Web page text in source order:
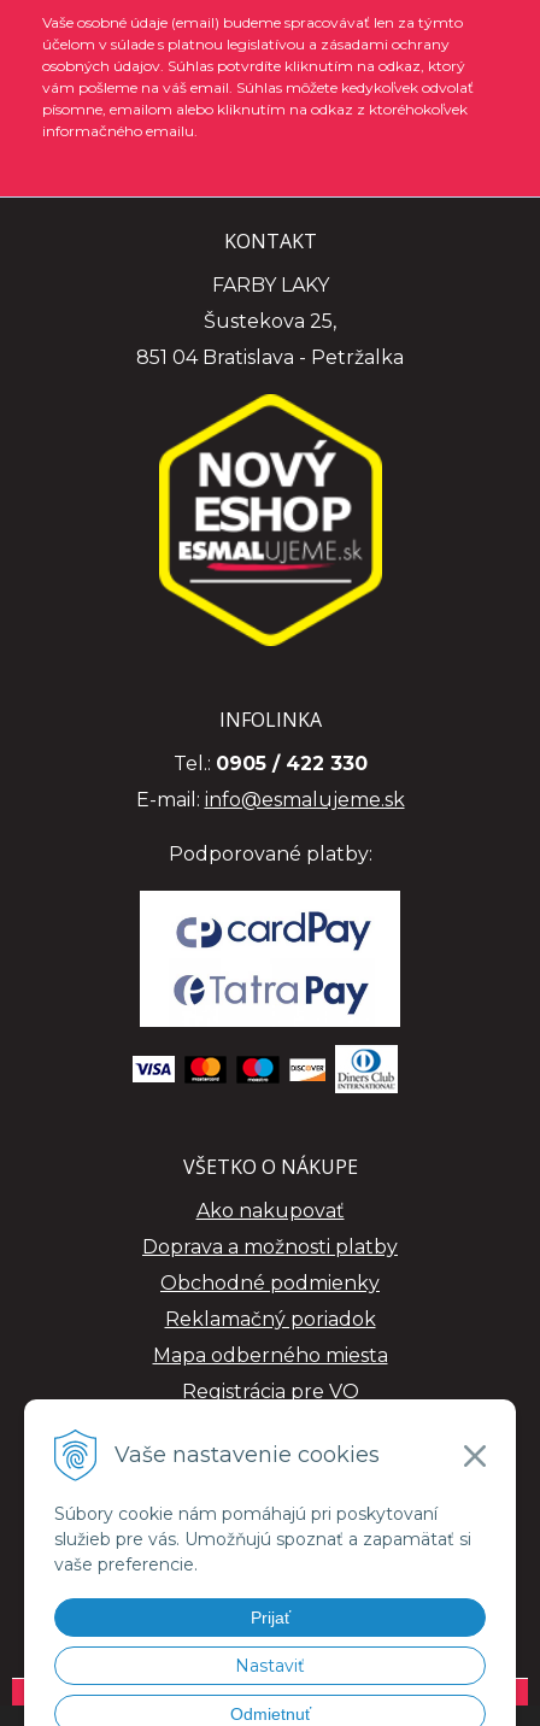
Vaše nastavenie cookies
Súbory cookie nám pomáhajú pri poskytovaní
služieb pre vás. Umožňujú spoznať a zapamätať si
vaše preferencie.
Prijať
Nastaviť
Odmietnuť
Vaše osobné údaje (email) budeme spracovávať len za týmto
účelom v súlade s platnou legislatívou a zásadami ochrany
osobných údajov. Súhlas potvrdíte kliknutím na odkaz, ktorý
vám pošleme na váš email. Súhlas môžete kedykoľvek odvolať
písomne, emailom alebo kliknutím na odkaz z ktoréhokoľvek
informačného emailu.
KONTAKT
FARBY LAKY
Šustekova 25,
851 04 Bratislava - Petržalka
INFOLINKA
Tel.: 0905 / 422 330
E-mail: info@esmalujeme.sk
Podporované platby:
VŠETKO O NÁKUPE
Ako nakupovať
Doprava a možnosti platby
Obchodné podmienky
Reklamačný poriadok
Mapa odberného miesta
Registrácia pre VO
© 2026 ESMALujeme.sk • NextShop&e-shop Pohoda Connector
NextCom